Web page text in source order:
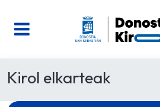
Kirol elkarteak